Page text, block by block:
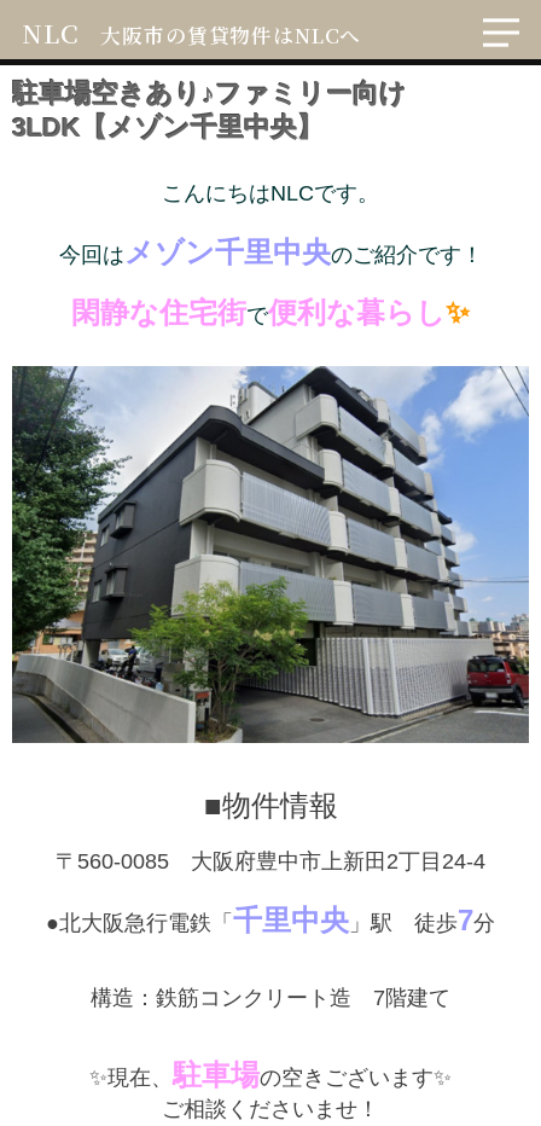
NLC 大阪市の賃貸物件はNLCへ
駐車場空きあり♪ファミリー向け
3LDK【メゾン千里中央】
こんにちはNLCです。
今回は メゾン千里中央のご紹介です！
閑静な住宅街で便利な暮らし✨
■物件情報
〒560-0085 大阪府豊中市上新田2丁目24-4
●北大阪急行電鉄「 千里中央 」駅 徒歩7分
構造：鉄筋コンクリート造 7階建て
✨現在、駐車場の空きございます✨
ご相談くださいませ！